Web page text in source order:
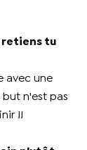
retiens tu
avec une
n'est pas
!!